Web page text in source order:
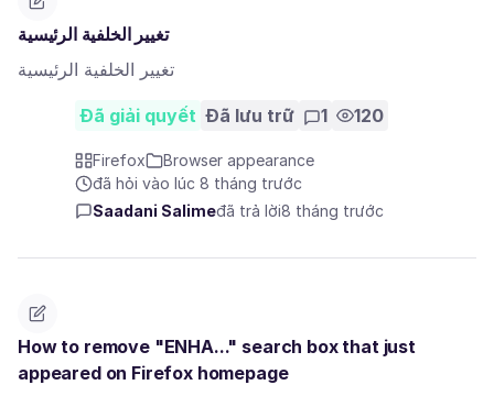
تغيير الخلفية الرئيسية
تغيير الخلفية الرئيسية
Đã giải quyết Đã lưu trữ 1 120
Firefox
Browser appearance
đã hỏi vào lúc 8 tháng trước
Saadani Salimeđã trả lời8 tháng trước
How to remove "ENHA..." search box that just
appeared on Firefox homepage